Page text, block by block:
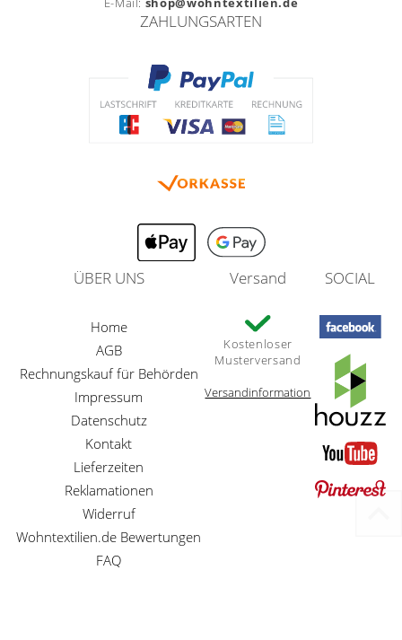
ZAHLUNGSARTEN
ÜBER UNS
Home
AGB
Rechnungskauf für Behörden
Impressum
Datenschutz
Kontakt
Lieferzeiten
Reklamationen
Widerruf
Wohntextilien.de Bewertungen
FAQ
Versand
Kostenloser
Musterversand
Versandinformation
SOCIAL